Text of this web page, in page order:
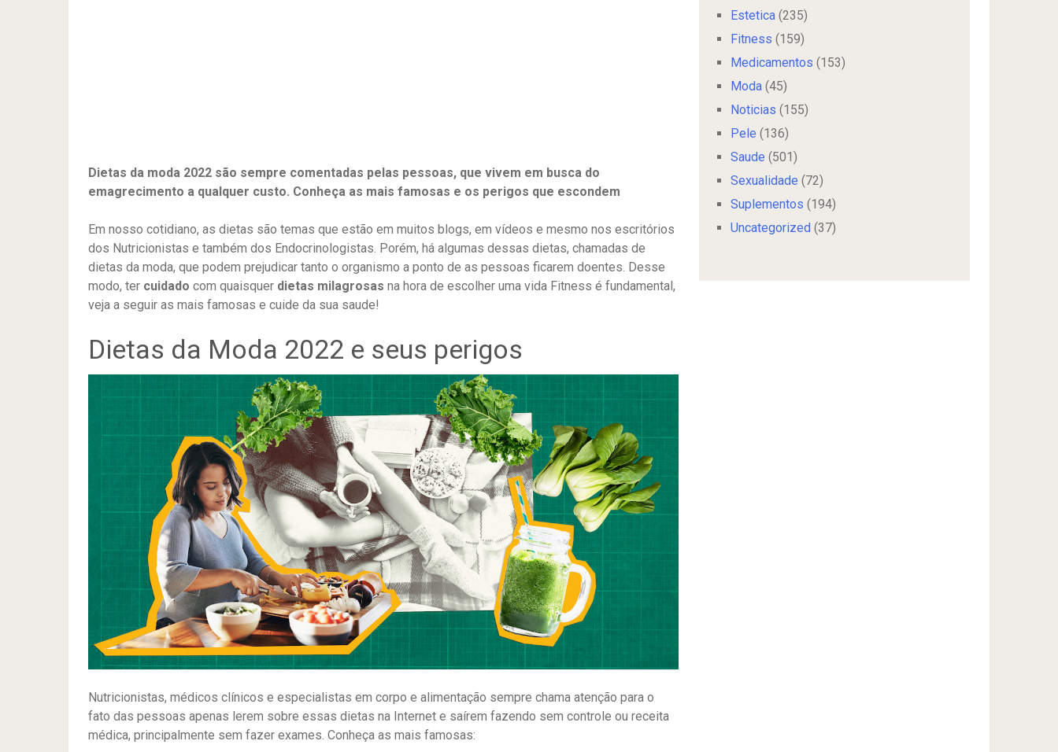
Dietas da moda 2022 são sempre comentadas pelas pessoas, que vivem em busca do
emagrecimento a qualquer custo. Conheça as mais famosas e os perigos que escondem
Em nosso cotidiano, as dietas são temas que estão em muitos blogs, em vídeos e mesmo nos escritórios
dos Nutricionistas e também dos Endocrinologistas. Porém, há algumas dessas dietas, chamadas de
dietas da moda, que podem prejudicar tanto o organismo a ponto de as pessoas ficarem doentes. Desse
modo, ter cuidado com quaisquer dietas milagrosas na hora de escolher uma vida Fitness é fundamental,
veja a seguir as mais famosas e cuide da sua saude!
Dietas da Moda 2022 e seus perigos
Nutricionistas, médicos clínicos e especialistas em corpo e alimentação sempre chama atenção para o
fato das pessoas apenas lerem sobre essas dietas na Internet e saírem fazendo sem controle ou receita
médica, principalmente sem fazer exames. Conheça as mais famosas:
Estetica (235)
Fitness (159)
Medicamentos (153)
Moda (45)
Noticias (155)
Pele (136)
Saude (501)
Sexualidade (72)
Suplementos (194)
Uncategorized (37)